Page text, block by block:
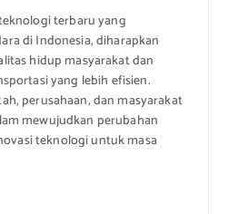
terbaru yang
di Indonesia, diharapkan
hidup masyarakat dan
yang lebih efisien.
perusahaan, dan masyarakat
mewujudkan perubahan
teknologi untuk masa